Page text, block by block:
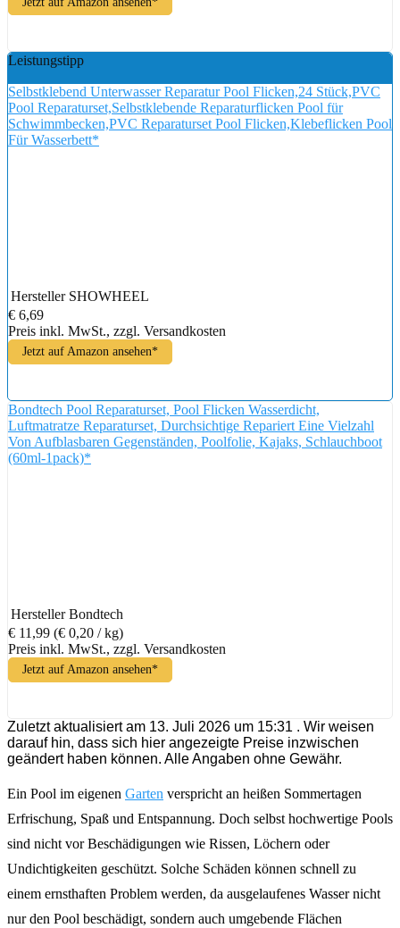
Leistungstipp
Selbstklebend Unterwasser Reparatur Pool Flicken,24 Stück,PVC
Pool Reparaturset,Selbstklebende Reparaturflicken Pool für
Schwimmbecken,PVC Reparaturset Pool Flicken,Klebeflicken Pool
Für Wasserbett*
Hersteller SHOWHEEL
€ 6,69
Preis inkl. MwSt., zzgl. Versandkosten
Jetzt auf Amazon ansehen*
Bondtech Pool Reparaturset, Pool Flicken Wasserdicht,
Luftmatratze Reparaturset, Durchsichtige Repariert Eine Vielzahl
Von Aufblasbaren Gegenständen, Poolfolie, Kajaks, Schlauchboot
(60ml-1pack)*
Hersteller Bondtech
€ 11,99 (€ 0,20 / kg)
Preis inkl. MwSt., zzgl. Versandkosten
Jetzt auf Amazon ansehen*
Zuletzt aktualisiert am 13. Juli 2026 um 15:31 . Wir weisen
darauf hin, dass sich hier angezeigte Preise inzwischen
geändert haben können. Alle Angaben ohne Gewähr.
Ein Pool im eigenen Garten verspricht an heißen Sommertagen
Erfrischung, Spaß und Entspannung. Doch selbst hochwertige Pools
sind nicht vor Beschädigungen wie Rissen, Löchern oder
Undichtigkeiten geschützt. Solche Schäden können schnell zu
einem ernsthaften Problem werden, da ausgelaufenes Wasser nicht
nur den Pool beschädigt, sondern auch umgebende Flächen